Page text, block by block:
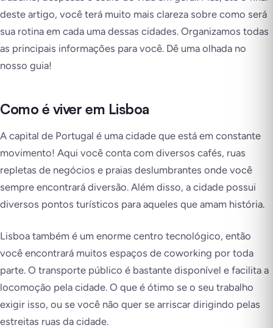
deste artigo, você terá muito mais clareza sobre como será
sua rotina em cada uma dessas cidades. Organizamos todas
as principais informações para você. Dê uma olhada no
nosso guia!
Como é viver em Lisboa
A capital de Portugal é uma cidade que está em constante
movimento! Aqui você conta com diversos cafés, ruas
repletas de negócios e praias deslumbrantes onde você
sempre encontrará diversão. Além disso, a cidade possui
diversos pontos turísticos para aqueles que amam história.
Lisboa também é um enorme centro tecnológico, então
você encontrará muitos espaços de coworking por toda
parte. O transporte público é bastante disponível e facilita a
locomoção pela cidade. O que é ótimo se o seu trabalho
exigir isso, ou se você não quer se arriscar dirigindo pelas
estreitas ruas da cidade.